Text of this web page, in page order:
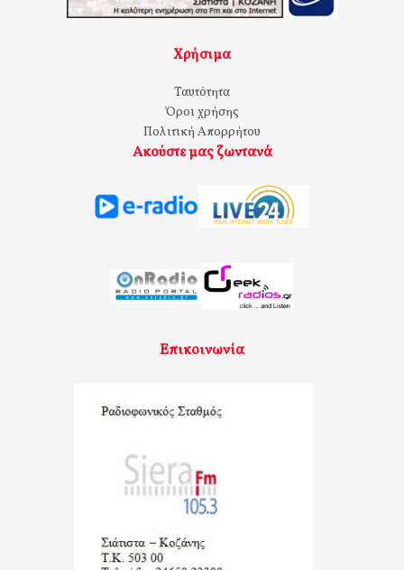
Χρήσιμα
Ταυτότητα
Όροι χρήσης
Πολιτική Απορρήτου
Ακούστε μας ζωντανά
Επικοινωνία